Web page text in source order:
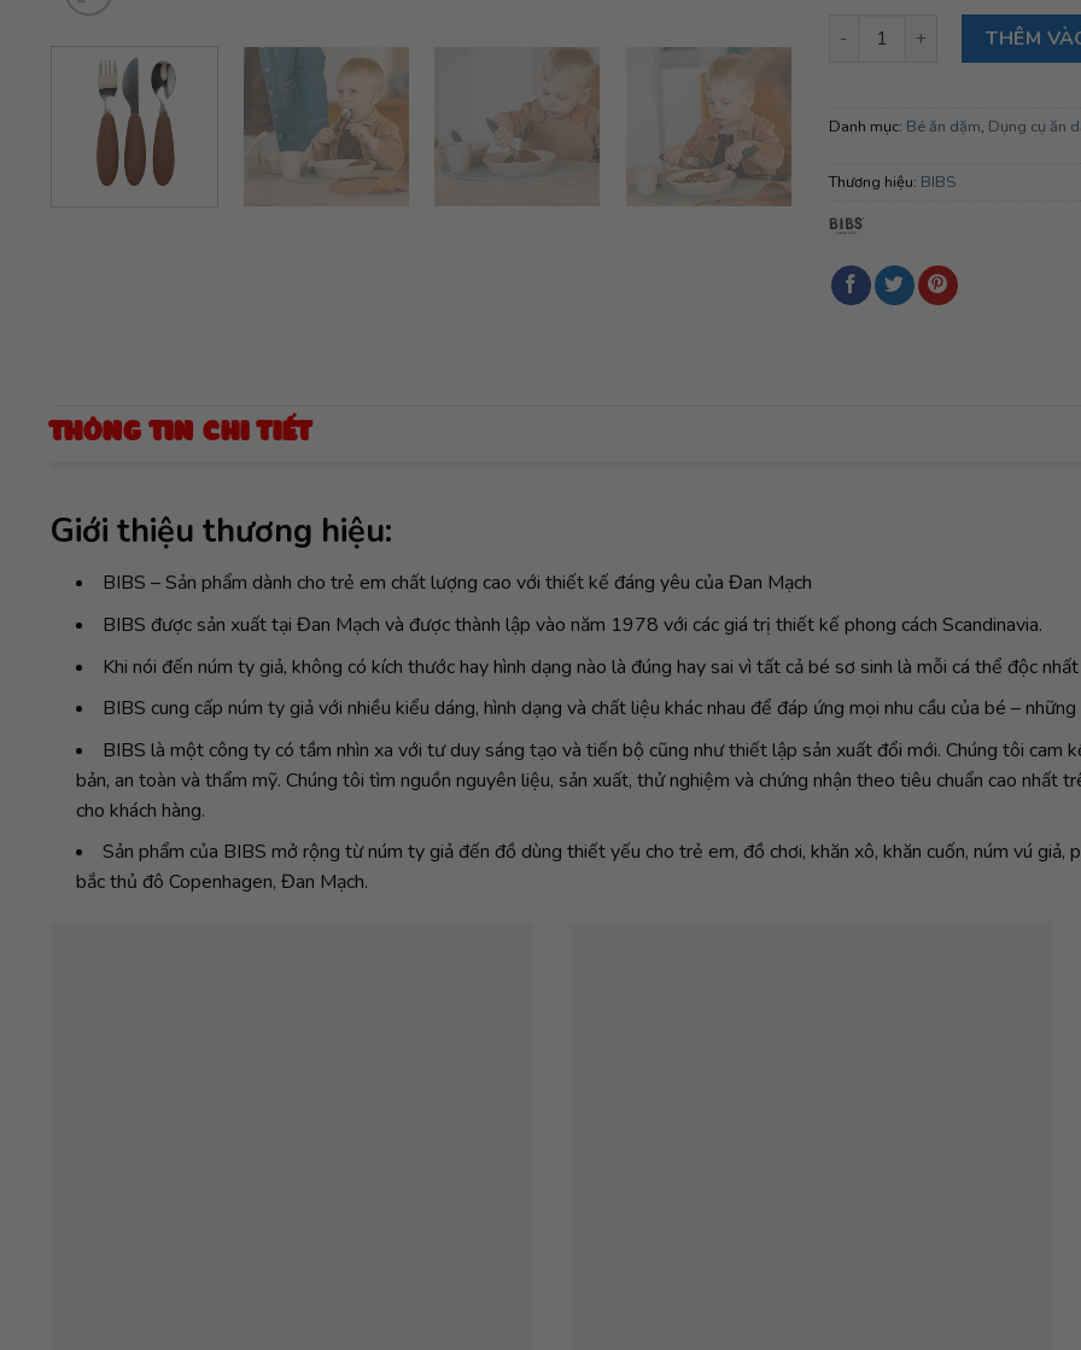
Bộ dao, muỗng và nĩa ăn
THÊM
Danh mục: Bé ăn dặm, Dụng cụ ăn
Thương hiệu: BIBS
THÔNG TIN CHI TIẾT
Giới thiệu thương hiệu:
BIBS – Sản phẩm dành cho trẻ em chất lượng cao với thiết kế đáng yêu của Đan Mạch
BIBS được sản xuất tại Đan Mạch và được thành lập vào năm 1978 với các giá trị thiết kế phong cách Scandinavia.
Khi nói đến núm ty giả, không có kích thước hay hình dạng nào là đúng hay sai vì tất cả bé sơ sinh là mỗi cá thể độc
BIBS cung cấp núm ty giả với nhiều kiểu dáng, hình dạng và chất liệu khác nhau để đáp ứng mọi nhu cầu của bé –
BIBS là một công ty có tầm nhìn xa với tư duy sáng tạo và tiến bộ cũng như thiết lập sản xuất đổi mới. Chúng tôi cam
bản, an toàn và thẩm mỹ. Chúng tôi tìm nguồn nguyên liệu, sản xuất, thử nghiệm và chứng nhận theo tiêu chuẩn cao
cho khách hàng.
Sản phẩm của BIBS mở rộng từ núm ty giả đến đồ dùng thiết yếu cho trẻ em, đồ chơi, khăn xô, khăn cuốn, núm vú
bắc thủ đô Copenhagen, Đan Mạch.